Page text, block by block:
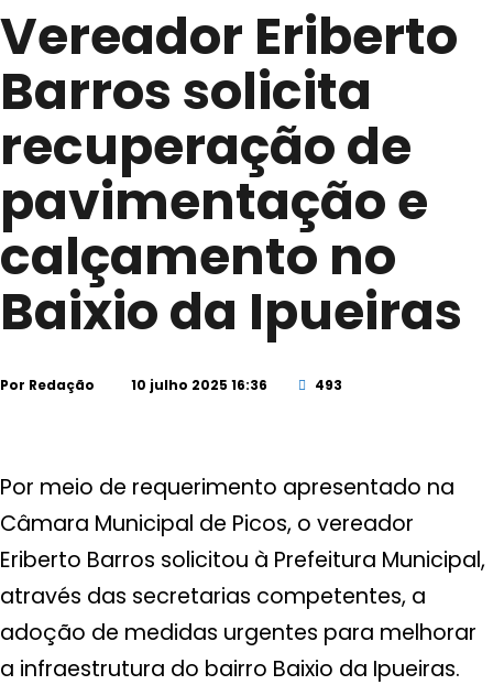
Vereador Eriberto
Barros solicita
recuperação de
pavimentação e
calçamento no
Baixio da Ipueiras
Por Redação 10 julho 2025 16:36 493
Por meio de requerimento apresentado na
Câmara Municipal de Picos, o vereador
Eriberto Barros solicitou à Prefeitura Municipal,
através das secretarias competentes, a
adoção de medidas urgentes para melhorar
a infraestrutura do bairro Baixio da Ipueiras.